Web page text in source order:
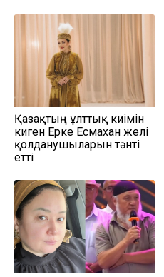
Қазақтың ұлттық киімін
киген Ерке Есмахан желі
қолданушыларын тәнті
етті